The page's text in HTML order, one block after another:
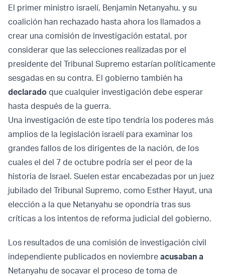
El primer ministro israelí, Benjamin Netanyahu, y su
coalición han rechazado hasta ahora los llamados a
crear una comisión de investigación estatal, por
considerar que las selecciones realizadas por el
presidente del Tribunal Supremo estarían políticamente
sesgadas en su contra. El gobierno también ha
declarado que cualquier investigación debe esperar
hasta después de la guerra.
Una investigación de este tipo tendría los poderes más
amplios de la legislación israelí para examinar los
grandes fallos de los dirigentes de la nación, de los
cuales el del 7 de octubre podría ser el peor de la
historia de Israel. Suelen estar encabezadas por un juez
jubilado del Tribunal Supremo, como Esther Hayut, una
elección a la que Netanyahu se opondría tras sus
críticas a los intentos de reforma judicial del gobierno.
Los resultados de una comisión de investigación civil
independiente publicados en noviembre acusaban a
Netanyahu de socavar el proceso de toma de